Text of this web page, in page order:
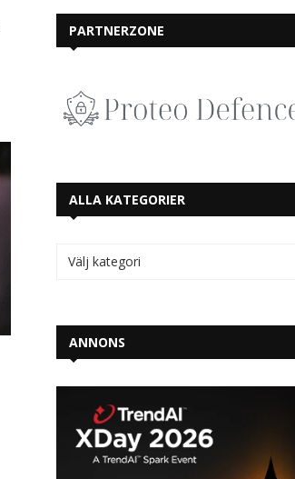
PARTNERZONE
ALLA KATEGORIER
ANNONS